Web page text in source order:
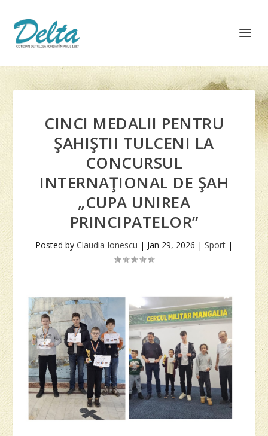
CINCI MEDALII PENTRU
ŞAHIŞTII TULCENI LA
CONCURSUL
INTERNAŢIONAL DE ŞAH
„CUPA UNIREA
PRINCIPATELOR”
Posted by Claudia Ionescu | Jan 29, 2026 | Sport |